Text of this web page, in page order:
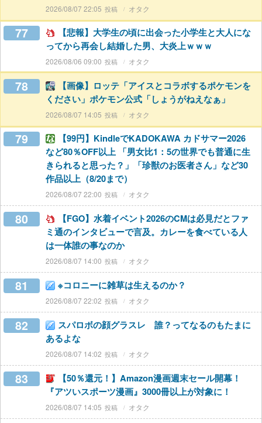
2026/08/07 22:05 オタク
77
【悲報】大学生の頃に出会った小学生と大人にな
ってから再会し結婚した男、大炎上ｗｗｗ
2026/08/06 09:00 オタク
78
【画像】ロッテ「アイスとコラボするポケモンを
ください」ポケモン公式「しょうがねえなぁ」
2026/08/07 14:05 オタク
79
【99円】KindleでKADOKAWA カドサマー2026
など80％OFF以上 「男女比1：5の世界でも普通に生
きられると思った？」「珍獣のお医者さん」など30
作品以上（8/20まで）
2026/08/07 22:00 オタク
80
【FGO】水着イベント2026のCMは必見だとファ
ミ通のインタビューで言及。カレーを食べている人
は一体誰の事なのか
2026/08/07 14:00 オタク
81 ※コロニーに雑草は生えるのか？
2026/08/07 22:02 オタク
82
スパロボの顔グラスレ 誰？ってなるのもたまに
あるよな
2026/08/07 14:02 オタク
83
【50％還元！】Amazon漫画週末セール開幕！
『アツいスポーツ漫画』3000冊以上が対象に！
2026/08/07 14:05 オタク